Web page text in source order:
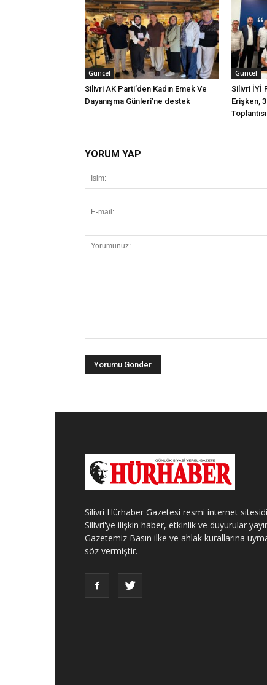
Güncel
Silivri AK Parti’den Kadın Emek Ve
Dayanışma Günleri’ne destek
Güncel
Silivri İYİ
Erişken,
YORUM YAP
Silivri Hürhaber Gazetesi resmi internet
Silivri'ye ilişkin haber, etkinlik ve duyurular
Gazetemiz Basın ilke ve ahlak kurallarına
söz vermiştir.